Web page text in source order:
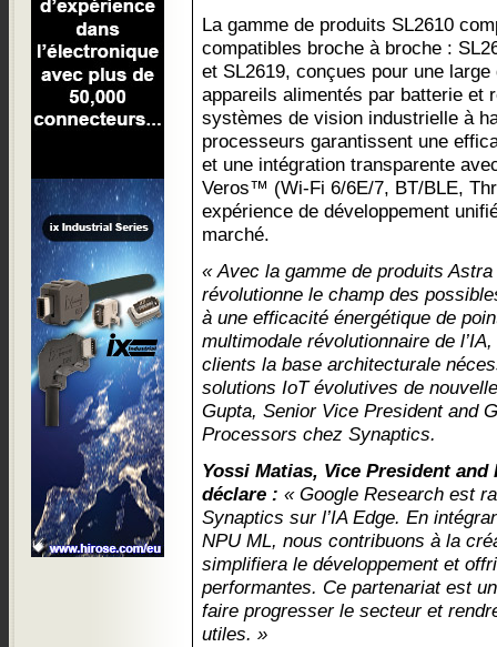
La gamme de produits SL2610
compatibles broche à broche :
et SL2619, conçues pour une
appareils alimentés par batterie et
systèmes de vision industrielle à
processeurs garantissent une
et une intégration transparente
Veros™ (Wi-Fi 6/6E/7, BT/BLE,
expérience de développement
marché.
« Avec la gamme de produits
révolutionne le champ des
à une efficacité énergétique de
multimodale révolutionnaire de
clients la base architecturale
solutions IoT évolutives de
Gupta, Senior Vice President and
Processors chez Synaptics.
Yossi Matias, Vice President and
déclare : « Google Research est
Synaptics sur l’IA Edge. En
NPU ML, nous contribuons à la
simplifiera le développement et
performantes. Ce partenariat est
faire progresser le secteur et
utiles. »